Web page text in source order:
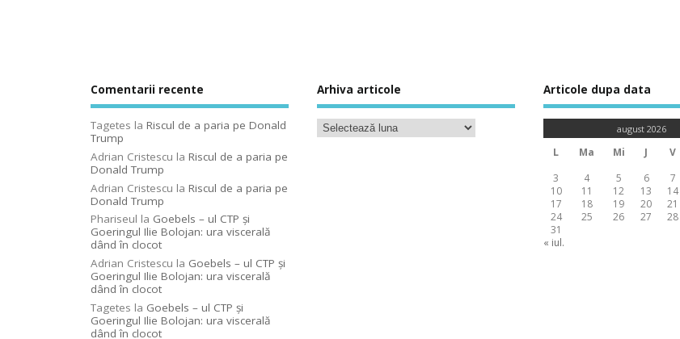
Comentarii recente
Tagetes la Riscul de a paria pe Donald
Trump
Adrian Cristescu la Riscul de a paria pe
Donald Trump
Adrian Cristescu la Riscul de a paria pe
Donald Trump
Phariseul la Goebels – ul CTP şi
Goeringul Ilie Bolojan: ura viscerală
dând în clocot
Adrian Cristescu la Goebels – ul CTP şi
Goeringul Ilie Bolojan: ura viscerală
dând în clocot
Tagetes la Goebels – ul CTP şi
Goeringul Ilie Bolojan: ura viscerală
dând în clocot
Arhiva articole Articole dupa data
august 2026
L Ma Mi J V
3
4 5 6 7
10
11 12 13 14
17
18 19 20 21
24
25 26 27 28
31
« iul.